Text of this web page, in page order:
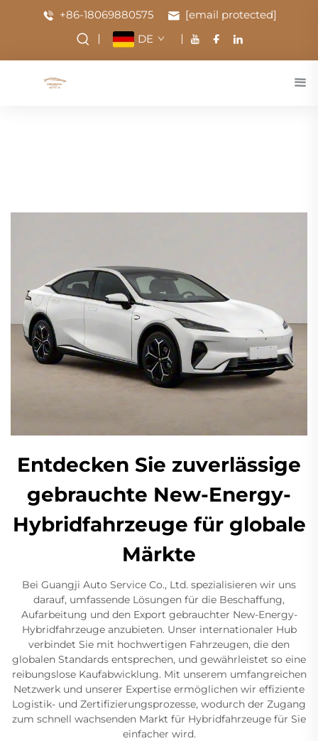
+86-18069880575
[email protected]
DE
Entdecken Sie zuverlässige
gebrauchte New-Energy-
Hybridfahrzeuge für globale
Märkte
Bei Guangji Auto Service Co., Ltd. spezialisieren wir uns
darauf, umfassende Lösungen für die Beschaffung,
Aufarbeitung und den Export gebrauchter New-Energy-
Hybridfahrzeuge anzubieten. Unser internationaler Hub
verbindet Sie mit hochwertigen Fahrzeugen, die den
globalen Standards entsprechen, und gewährleistet so eine
reibungslose Kaufabwicklung. Mit unserem umfangreichen
Netzwerk und unserer Expertise ermöglichen wir effiziente
Logistik- und Zertifizierungsprozesse, wodurch der Zugang
zum schnell wachsenden Markt für Hybridfahrzeuge für Sie
einfacher wird.